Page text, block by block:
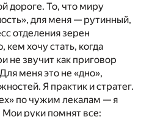
дороге. То, что миру
для меня — рутинный,
отделения зерен
кем хочу стать, когда
не звучит как приговор
меня это не «дно»,
Я практик и стратег.
по чужим лекалам — я
Мои руки помнят все: